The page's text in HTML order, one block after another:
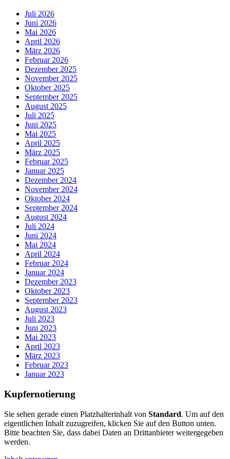
Juli 2026
Juni 2026
Mai 2026
April 2026
März 2026
Februar 2026
Dezember 2025
November 2025
Oktober 2025
September 2025
August 2025
Juli 2025
Juni 2025
Mai 2025
April 2025
März 2025
Februar 2025
Januar 2025
Dezember 2024
November 2024
Oktober 2024
September 2024
August 2024
Juli 2024
Juni 2024
Mai 2024
April 2024
Februar 2024
Januar 2024
Dezember 2023
Oktober 2023
September 2023
August 2023
Juli 2023
Juni 2023
Mai 2023
April 2023
März 2023
Februar 2023
Januar 2023
Kupfernotierung
Sie sehen gerade einen Platzhalterinhalt von Standard. Um auf den
eigentlichen Inhalt zuzugreifen, klicken Sie auf den Button unten.
Bitte beachten Sie, dass dabei Daten an Drittanbieter weitergegeben
werden.